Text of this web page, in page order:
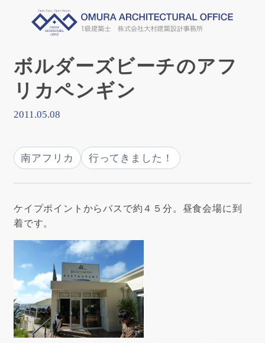
ボルダーズビーチのアフ
リカペンギン
2011.05.08
南アフリカ 行ってきました！
ケイプポイントからバスで約４５分。昼食会場に到
着です。